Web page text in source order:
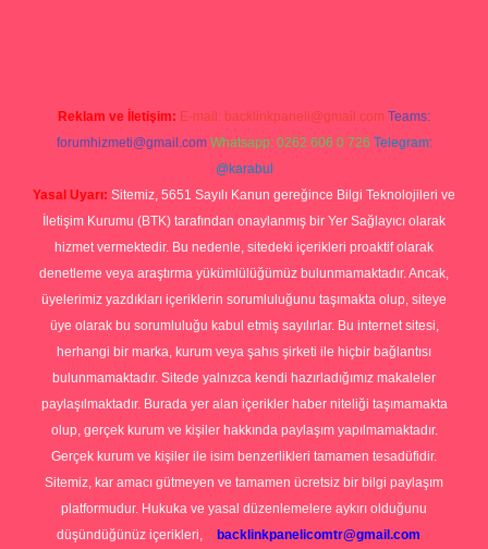
Reklam ve İletişim: E-mail: backlinkpaneli@gmail.com Teams:
forumhizmeti@gmail.com Whatsapp: 0262 606 0 726 Telegram:
@karabul
Yasal Uyarı: Sitemiz, 5651 Sayılı Kanun gereğince Bilgi Teknolojileri ve
İletişim Kurumu (BTK) tarafından onaylanmış bir Yer Sağlayıcı olarak
hizmet vermektedir. Bu nedenle, sitedeki içerikleri proaktif olarak
denetleme veya araştırma yükümlülüğümüz bulunmamaktadır. Ancak,
üyelerimiz yazdıkları içeriklerin sorumluluğunu taşımakta olup, siteye
üye olarak bu sorumluluğu kabul etmiş sayılırlar. Bu internet sitesi,
herhangi bir marka, kurum veya şahıs şirketi ile hiçbir bağlantısı
bulunmamaktadır. Sitede yalnızca kendi hazırladığımız makaleler
paylaşılmaktadır. Burada yer alan içerikler haber niteliği taşımamakta
olup, gerçek kurum ve kişiler hakkında paylaşım yapılmamaktadır.
Gerçek kurum ve kişiler ile isim benzerlikleri tamamen tesadüfidir.
Sitemiz, kar amacı gütmeyen ve tamamen ücretsiz bir bilgi paylaşım
platformudur. Hukuka ve yasal düzenlemelere aykırı olduğunu
düşündüğünüz içerikleri,
backlinkpanelicomtr@gmail.com